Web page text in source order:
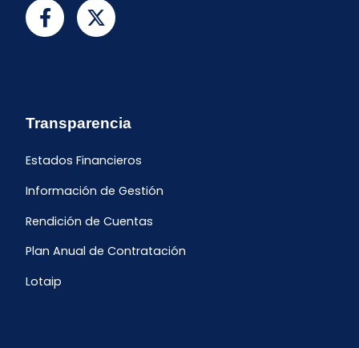
Transparencia
Estados Financieros
Información de Gestión
Rendición de Cuentas
Plan Anual de Contratación
Lotaip